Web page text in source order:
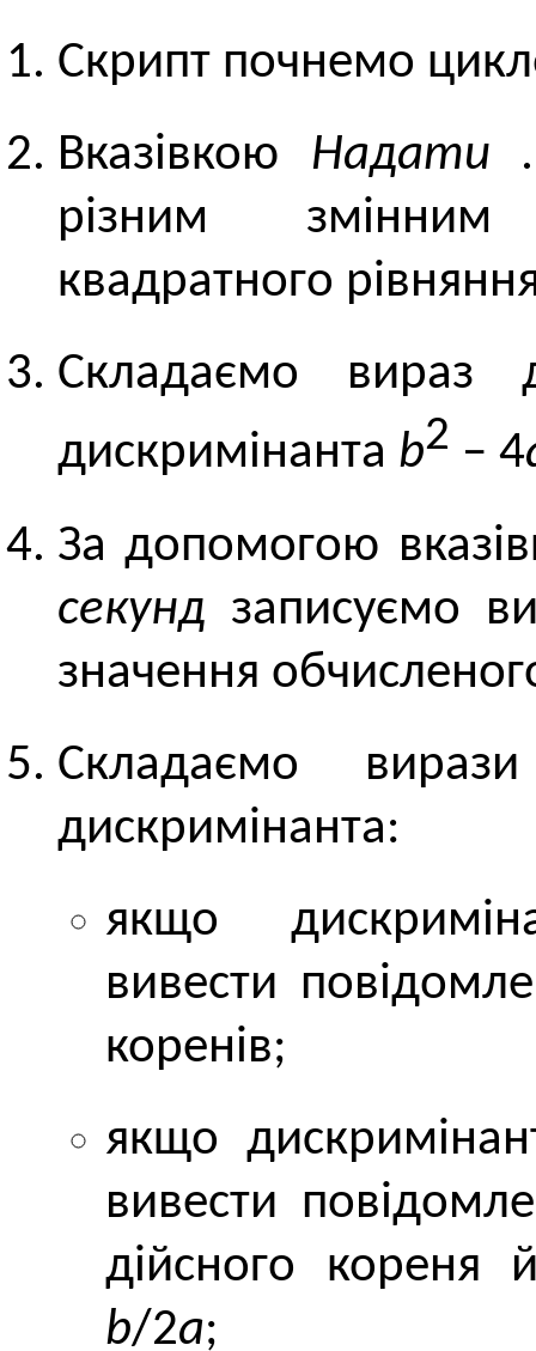
Скрипт почнемо
Вказівкою Надати
різним змінним
квадратного
Складаємо вираз
дискримінанта b2 – 4
За допомогою
секунд записуємо
значення
Складаємо
дискримінанта:
якщо
вивести
коренів;
якщо
вивести
дійсного кореня
b/2a;